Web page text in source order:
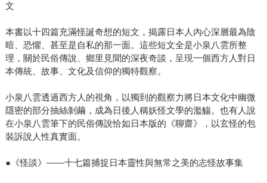
文
本書以十四篇充滿怪誕奇想的短文，揭露日本人內心深層最為陰
暗、恐懼、甚至是自私的那一面。這些短文全是小泉八雲所整
理，關於民俗傳說、鄉里見聞的深夜奇談，呈現一個西方人對日
本傳統、故事、文化及信仰的獨特觀察。
小泉八雲透過西方人的視角，以獨到的觀察力將日本文化中幽微
隱密的部分抽絲剝繭，成為日後人稱妖怪文學的濫觴。也有人說
在小泉八雲筆下的民俗傳說恰如日本版的《聊齋》，以玄怪的包
裝訴說人性真實面。
●《怪談》——十七篇捕捉日本靈性與無常之美的志怪故事集